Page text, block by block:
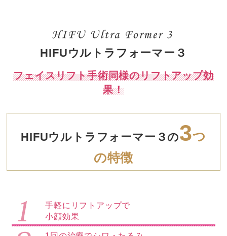
HIFUウルトラフォーマー３
フェイスリフト手術同様のリフトアップ効
果！
HIFUウルトラフォーマー３の3つ
の特徴
手軽にリフトアップで
小顔効果